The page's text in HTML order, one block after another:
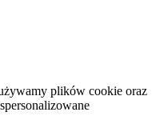
plików cookie oraz